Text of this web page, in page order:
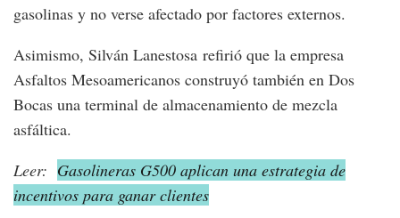
gasolinas y no verse afectado por factores externos.
Asimismo, Silván Lanestosa refirió que la empresa
Asfaltos Mesoamericanos construyó también en Dos
Bocas una terminal de almacenamiento de mezcla
asfáltica.
Leer: Gasolineras G500 aplican una estrategia de
incentivos para ganar clientes